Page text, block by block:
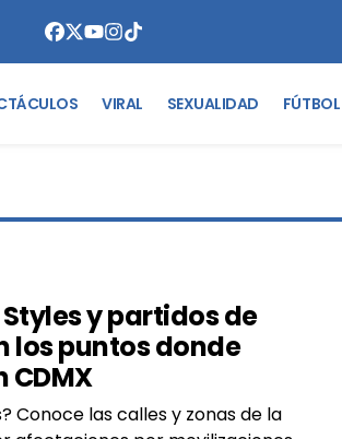
VIRAL SEXUALIDAD FÚTBOL
y partidos de
los puntos donde
Conoce las calles y zonas de la